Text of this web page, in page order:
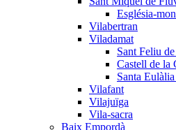
Església-
Vilabertran
Viladamat
Sant Feliu
Castell de la
Santa
Vilafant
Vilajuïga
Vila-sacra
Baix Empordà